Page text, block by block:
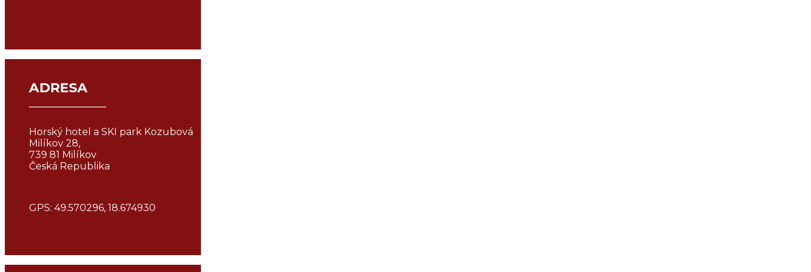
ADRESA
¯¯¯¯¯¯¯¯¯¯¯¯¯¯¯¯
Horský hotel a SKI park Kozubová
Milíkov 28,
739 81 Milíkov
Česká Republika
GPS: 49.570296, 18.674930